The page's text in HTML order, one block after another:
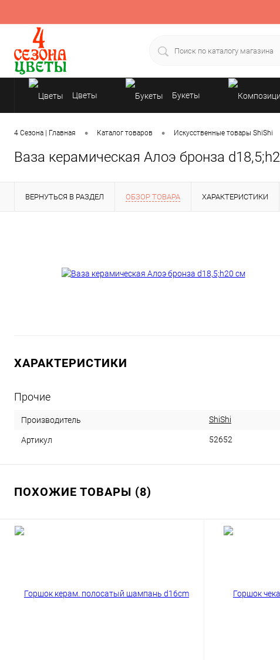
Цветы Букеты
Подарки
4 Сезона | Главная • Каталог товаров • Искусственные товары ShiShi
Ваза керамическая Алоэ бронза
ВЕРНУТЬСЯ В РАЗДЕЛ ОБЗОР ТОВАРА ХАРАКТЕРИСТИКИ
ХАРАКТЕРИСТИКИ
Прочие
Производитель ShiShi
Артикул 52652
ПОХОЖИЕ ТОВАРЫ (8)